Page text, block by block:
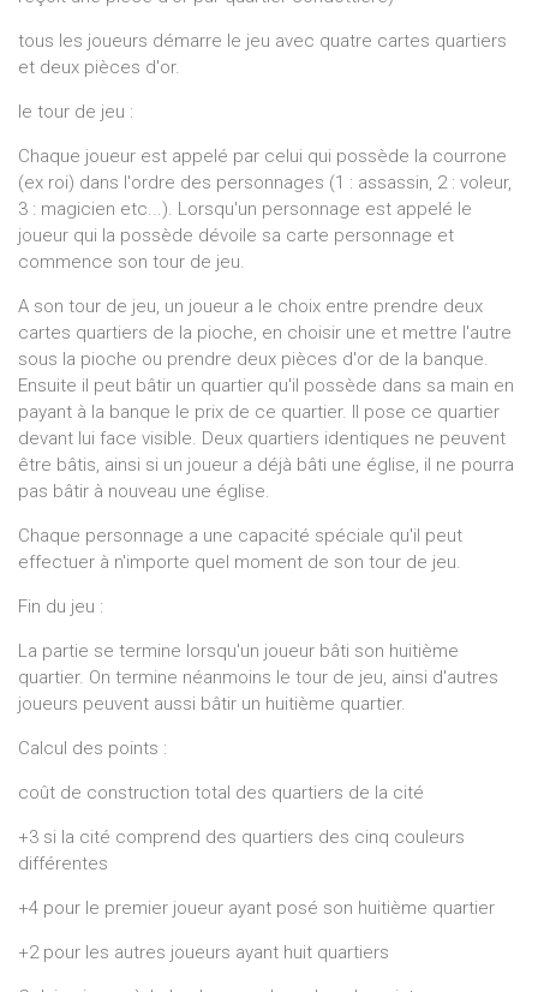
tous les joueurs démarre le jeu avec quatre cartes quartiers
et deux pièces d'or.
le tour de jeu :
Chaque joueur est appelé par celui qui possède la courrone
(ex roi) dans l'ordre des personnages (1 : assassin, 2 : voleur,
3 : magicien etc...). Lorsqu'un personnage est appelé le
joueur qui la possède dévoile sa carte personnage et
commence son tour de jeu.
A son tour de jeu, un joueur a le choix entre prendre deux
cartes quartiers de la pioche, en choisir une et mettre l'autre
sous la pioche ou prendre deux pièces d'or de la banque.
Ensuite il peut bâtir un quartier qu'il possède dans sa main en
payant à la banque le prix de ce quartier. Il pose ce quartier
devant lui face visible. Deux quartiers identiques ne peuvent
être bâtis, ainsi si un joueur a déjà bâti une église, il ne pourra
pas bâtir à nouveau une église.
Chaque personnage a une capacité spéciale qu'il peut
effectuer à n'importe quel moment de son tour de jeu.
Fin du jeu :
La partie se termine lorsqu'un joueur bâti son huitième
quartier. On termine néanmoins le tour de jeu, ainsi d'autres
joueurs peuvent aussi bâtir un huitième quartier.
Calcul des points :
coût de construction total des quartiers de la cité
+3 si la cité comprend des quartiers des cinq couleurs
différentes
+4 pour le premier joueur ayant posé son huitième quartier
+2 pour les autres joueurs ayant huit quartiers